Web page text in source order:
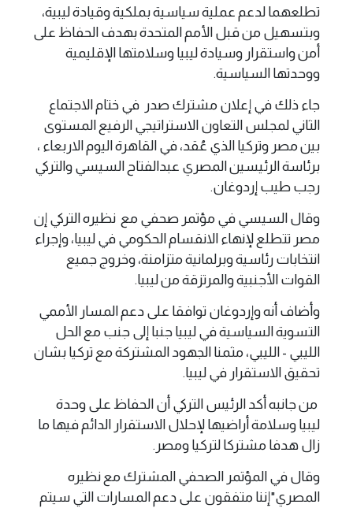
تطلعهما لدعم عملية سياسية بملكية وقيادة ليبية،
وبتسهيل من قبل الأمم المتحدة بهدف الحفاظ على
أمن واستقرار وسيادة ليبيا وسلامتها الإقليمية
ووحدتها السياسية.
جاء ذلك في إعلان مشترك صدر في ختام الاجتماع
الثاني لمجلس التعاون الاستراتيجي الرفيع المستوى
بين مصر وتركيا الذي عُقد، في القاهرة اليوم الاربعاء ،
برئاسة الرئيسين المصري عبدالفتاح السيسي والتركي
رجب طيب إردوغان.
وقال السيسي في مؤتمر صحفي مع نظيره التركي إن
مصر تتطلع لإنهاء الانقسام الحكومي في ليبيا، وإجراء
انتخابات رئاسية وبرلمانية متزامنة، وخروج جميع
القوات الأجنبية والمرتزقة من ليبيا.
وأضاف أنه وإردوغان توافقا على دعم المسار الأممي
التسوية السياسية في ليبيا جنبا إلى جنب مع الحل
الليبي - الليبي، مثمنا الجهود المشتركة مع تركيا بشان
تحقيق الاستقرار في ليبيا.
من جانبه أكد الرئيس التركي أن الحفاظ على وحدة
ليبيا وسلامة أراضيها لإحلال الاستقرار الدائم فيها ما
زال هدفا مشتركا لتركيا ومصر.
وقال في المؤتمر الصحفي المشترك مع نظيره
المصري"إننا متفقون على دعم المسارات التي سيتم